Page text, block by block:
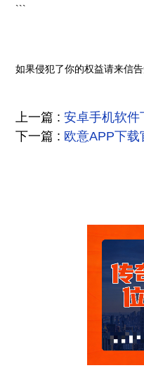
```
如果侵犯了你的权益请来信
上一篇 :安卓手机软件
下一篇 : 欧意APP下载